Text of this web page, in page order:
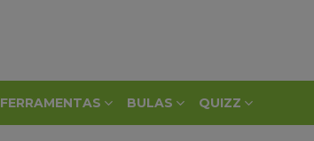
FERRAMENTAS BULAS QUIZZ